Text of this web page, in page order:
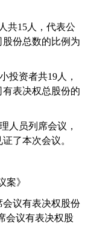
共15人，代表公
股份总数的比例为
投资者共19人，
有表决权总股份的
人员列席会议，
了本次会议。
案》
会议有表决权股份
会议有表决权股